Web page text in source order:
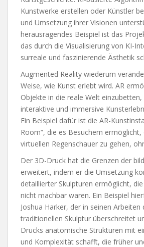
Kunstwerke erstellen oder Künstler
und Umsetzung ihrer Visionen
herausragendes Beispiel ist das
das durch die Visualisierung von KI-
surreale und faszinierende Ästhetik
Augmented Reality wiederum
Weise, wie Kunst erlebt wird. AR
Objekte in die reale Welt
interaktive und immersive
Ein Beispiel dafür ist die AR-
Room“, die es Besuchern ermöglicht,
virtuellen Regenschauer zu gehen,
Der 3D-Druck hat die Grenzen der
erweitert, indem er die Umsetzung
detaillierter Skulpturen ermöglicht,
nicht machbar waren. Ein Beispiel
Joshua Harker, der in seinen Arbeiten
traditionellen Skulptur überschreitet
Drucks anatomische Strukturen mit
und Komplexität schafft, die früher